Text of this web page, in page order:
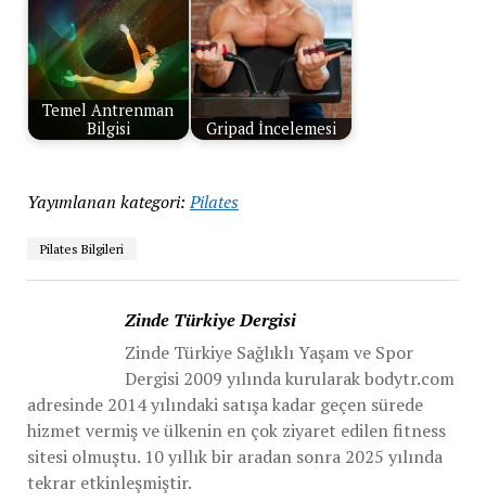
Temel Antrenman
Bilgisi
Gripad İncelemesi
Yayımlanan kategori: Pilates
Pilates Bilgileri
Zinde Türkiye Dergisi
Zinde Türkiye Sağlıklı Yaşam ve Spor
Dergisi 2009 yılında kurularak bodytr.com
adresinde 2014 yılındaki satışa kadar geçen sürede
hizmet vermiş ve ülkenin en çok ziyaret edilen fitness
sitesi olmuştu. 10 yıllık bir aradan sonra 2025 yılında
tekrar etkinleşmiştir.